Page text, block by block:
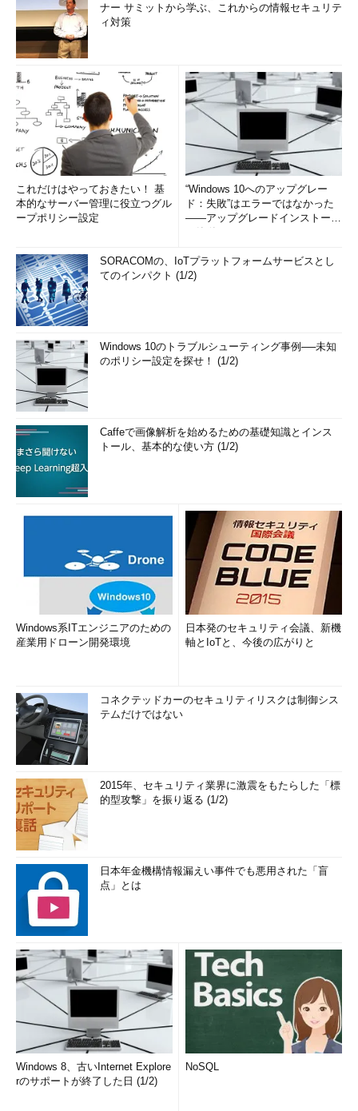
ナー サミットから学ぶ、これからの情報セキュリテ
ィ対策
これだけはやっておきたい！ 基
本的なサーバー管理に役立つグル
ープポリシー設定
“Windows 10へのアップグレー
ド：失敗”はエラーではなかった
――アップグレードインストール
SORACOMの、IoTプラットフォームサービスとし
てのインパクト (1/2)
Windows 10のトラブルシューティング事例──未知
のポリシー設定を探せ！ (1/2)
Caffeで画像解析を始めるための基礎知識とインス
トール、基本的な使い方 (1/2)
Windows系ITエンジニアのための
産業用ドローン開発環境
日本発のセキュリティ会議、新機
軸とIoTと、今後の広がりと
コネクテッドカーのセキュリティリスクは制御シス
テムだけではない
2015年、セキュリティ業界に激震をもたらした「標
的型攻撃」を振り返る (1/2)
日本年金機構情報漏えい事件でも悪用された「盲
点」とは
Windows 8、古いInternet Explore
rのサポートが終了した日 (1/2)
NoSQL